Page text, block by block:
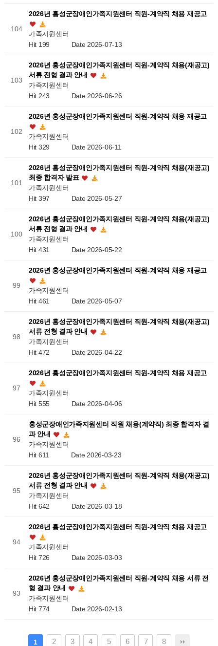
104
2026년 홍성군장애인가족지원센터 직원-계약직 채용 재공고
가족지원센터
Hit 199 Date 2026-07-13
103
2026년 홍성군장애인가족지원센터 직원-계약직 채용(재공고)
서류 전형 결과 안내
가족지원센터
Hit 243 Date 2026-06-26
102
2026년 홍성군장애인가족지원센터 직원-계약직 채용 재공고
가족지원센터
Hit 329 Date 2026-06-11
101
2026년 홍성군장애인가족지원센터 직원-계약직 채용(재공고)
최종 합격자 발표
가족지원센터
Hit 397 Date 2026-05-27
100
2026년 홍성군장애인가족지원센터 직원-계약직 채용(재공고)
서류 전형 결과 안내
가족지원센터
Hit 431 Date 2026-05-22
99
2026년 홍성군장애인가족지원센터 직원-계약직 채용 재공고
가족지원센터
Hit 461 Date 2026-05-07
98
2026년 홍성군장애인가족지원센터 직원-계약직 채용(재공고)
서류 전형 결과 안내
가족지원센터
Hit 472 Date 2026-04-22
97
2026년 홍성군장애인가족지원센터 직원-계약직 채용 재공고
가족지원센터
Hit 555 Date 2026-04-06
96
홍성군장애인가족지원센터 직원 채용(계약직) 최종 합격자 결
과 안내
가족지원센터
Hit 611 Date 2026-03-23
95
2026년 홍성군장애인가족지원센터 직원-계약직 채용(재공고)
서류 전형 결과 안내
가족지원센터
Hit 642 Date 2026-03-18
94
2026년 홍성군장애인가족지원센터 직원-계약직 채용 재공고
가족지원센터
Hit 726 Date 2026-03-03
93
2026년 홍성군장애인가족지원센터 직원-계약직 채용 서류 전
형 결과 안내
가족지원센터
Hit 774 Date 2026-02-13
1 2 3 4 5 6 7 8